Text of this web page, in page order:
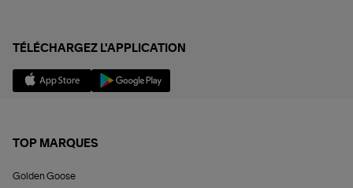
TÉLÉCHARGEZ L'APPLICATION
TOP MARQUES
Golden Goose